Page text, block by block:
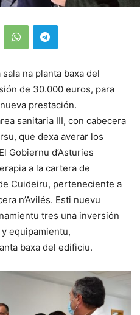
na planta baxa del
de 30.000 euros, para
prestación.
sanitaria III, con cabecera
que dexa averar los
Gobiernu d’Asturies
a la cartera de
Cuideiru, perteneciente a
n’Avilés. Esti nuevu
tres una inversión
equipamientu,
baxa del edificiu.